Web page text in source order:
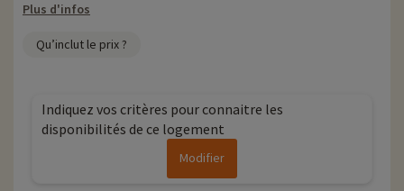
Plus d'infos
Qu’inclut le prix ?
Indiquez vos critères pour connaitre les
disponibilités de ce logement
Modifier